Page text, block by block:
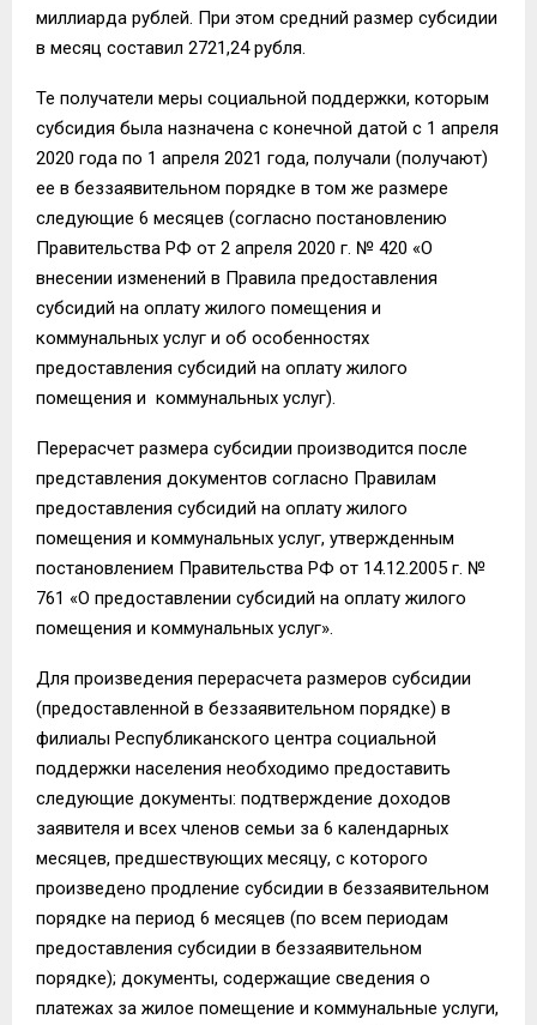
миллиарда рублей. При этом средний размер субсидии
в месяц составил 2721,24 рубля.
Те получатели меры социальной поддержки, которым
субсидия была назначена с конечной датой с 1 апреля
2020 года по 1 апреля 2021 года, получали (получают)
ее в беззаявительном порядке в том же размере
следующие 6 месяцев (согласно постановлению
Правительства РФ от 2 апреля 2020 г. № 420 «О
внесении изменений в Правила предоставления
субсидий на оплату жилого помещения и
коммунальных услуг и об особенностях
предоставления субсидий на оплату жилого
помещения и коммунальных услуг).
Перерасчет размера субсидии производится после
представления документов согласно Правилам
предоставления субсидий на оплату жилого
помещения и коммунальных услуг, утвержденным
постановлением Правительства РФ от 14.12.2005 г. №
761 «О предоставлении субсидий на оплату жилого
помещения и коммунальных услуг».
Для произведения перерасчета размеров субсидии
(предоставленной в беззаявительном порядке) в
филиалы Республиканского центра социальной
поддержки населения необходимо предоставить
следующие документы: подтверждение доходов
заявителя и всех членов семьи за 6 календарных
месяцев, предшествующих месяцу, с которого
произведено продление субсидии в беззаявительном
порядке на период 6 месяцев (по всем периодам
предоставления субсидии в беззаявительном
порядке); документы, содержащие сведения о
платежах за жилое помещение и коммунальные услуги,